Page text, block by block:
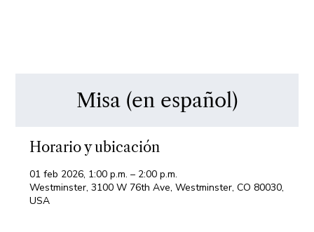
Misa (en español)
Horario y ubicación
01 feb 2026, 1:00 p.m. – 2:00 p.m.
Westminster, 3100 W 76th Ave, Westminster, CO 80030,
USA